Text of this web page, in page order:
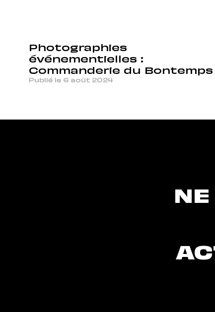
Photographies
événementielles :
Commanderie du Bontemps
Publié le 6 août 2024
NE